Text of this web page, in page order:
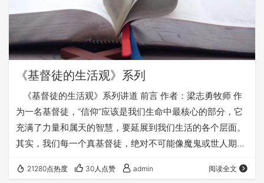
《基督徒的生活观》系列
​ 《基督徒的生活观》系列讲道 前言 作者：梁志勇牧师 作
为一名基督徒，“信仰”应该是我们生命中最核心的部分，它
充满了力量和属天的智慧，要延展到我们生活的各个层面。
其实，我们每一个真基督徒，绝对不可能像魔鬼或世人期待
把它落实在我们的生活中。 其实，我们里面的新生命对我们
21280点热度 30人点赞 admin 阅读全文